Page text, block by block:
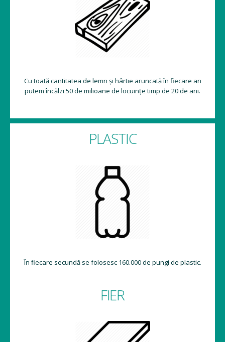
Cu toată cantitatea de lemn și hârtie aruncată în fiecare an
putem încălzi 50 de milioane de locuințe timp de 20 de ani.
PLASTIC
În fiecare secundă se folosesc 160.000 de pungi de plastic.
FIER